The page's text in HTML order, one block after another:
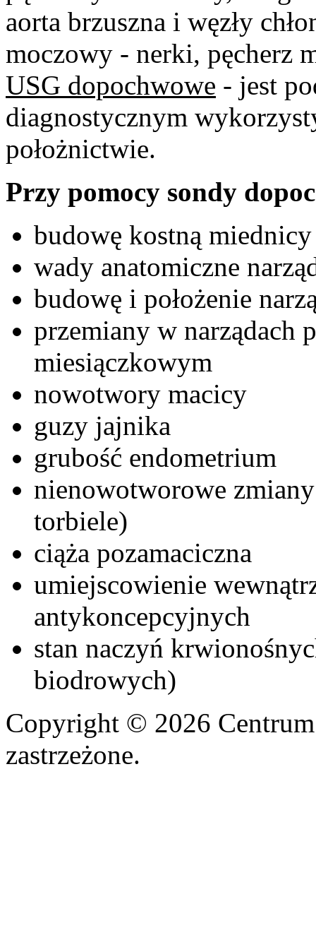
aorta brzuszna i węzły
moczowy - nerki, pęcherz
USG dopochwowe - jest
diagnostycznym
położnictwie.
Przy pomocy sondy
budowę kostną
wady anatomiczne
budowę i położenie
przemiany w narządach
miesiączkowym
nowotwory macicy
guzy jajnika
grubość endometrium
nienowotworowe
torbiele)
ciąża pozamaciczna
umiejscowienie
antykoncepcyjnych
stan naczyń
biodrowych)
Copyright © 2026
zastrzeżone.